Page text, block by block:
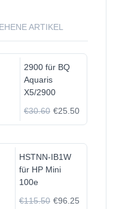
ARTIKEL
2900 für BQ
Aquaris
X5/2900
€30.60 €25.50
HSTNN-IB1W
für HP Mini
100e
€115.50 €96.25